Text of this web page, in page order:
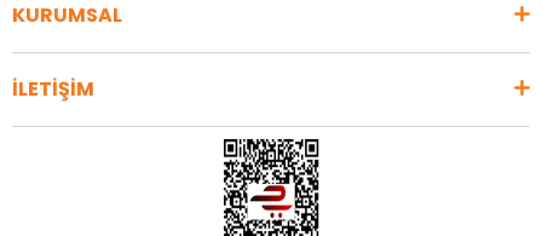
KURUMSAL
İLETİŞİM